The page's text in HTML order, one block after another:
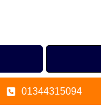
01344315094